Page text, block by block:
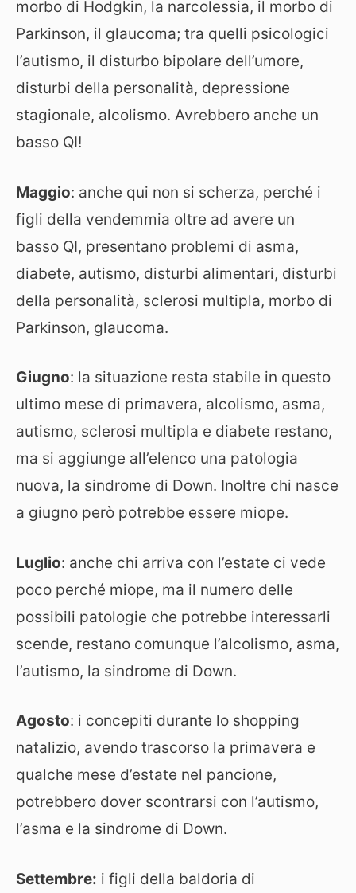
morbo di Hodgkin, la narcolessia, il morbo di
Parkinson, il glaucoma; tra quelli psicologici
l’autismo, il disturbo bipolare dell’umore,
disturbi della personalità, depressione
stagionale, alcolismo. Avrebbero anche un
basso QI!
Maggio: anche qui non si scherza, perché i
figli della vendemmia oltre ad avere un
basso QI, presentano problemi di asma,
diabete, autismo, disturbi alimentari, disturbi
della personalità, sclerosi multipla, morbo di
Parkinson, glaucoma.
Giugno: la situazione resta stabile in questo
ultimo mese di primavera, alcolismo, asma,
autismo, sclerosi multipla e diabete restano,
ma si aggiunge all’elenco una patologia
nuova, la sindrome di Down. Inoltre chi nasce
a giugno però potrebbe essere miope.
Luglio: anche chi arriva con l’estate ci vede
poco perché miope, ma il numero delle
possibili patologie che potrebbe interessarli
scende, restano comunque l’alcolismo, asma,
l’autismo, la sindrome di Down.
Agosto: i concepiti durante lo shopping
natalizio, avendo trascorso la primavera e
qualche mese d’estate nel pancione,
potrebbero dover scontrarsi con l’autismo,
l’asma e la sindrome di Down.
Settembre: i figli della baldoria di